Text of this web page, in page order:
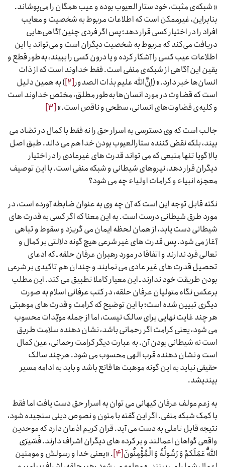
« شبکه‌ی مثبت، خود ستار العیوب بوده و عیب همگان را می‌پوشاند.
بنابراین، غیرممکن است که اطلاعات مربوط به شخصیت و معایب
افراد را در اختیار کسی قرار دهد؛ پس اگر فردی چنین آگاهی‌هایی
دریافت می‌کند که مربوط به شخصیت دیگران است و می‌تواند با این
اطلاعات عیب کسی را آشکار کرده و یا درون کسی را ببیند، به‌طور قطع و
یقین این آگاهی از شبکه‌ی منفی است. فقط خداوند است که از ذات
انسان‌ها خبر دارد.» (اِنَّ‌الله علیم بذات الصدور[۲] ) به همین دلیل
است که قضاوت در مورد انسان‌ها به‌طور مطلق، مختص خداوند است
و کلیه‌ی قضاوت‌های انسانی، سطحی و ناقص است.»[۳]
جالب است که وی دسترسی به اسرار حق را نه فقط با کمال در تضاد می
بیند، بلکه نقض کننده ستارالعیوب بودن خدا هم می داند. طبق اصل
بالا گویا تنها منبعی که می تواند قدرت های غیرعادی را در اختیار
دیگران قرار دهد، نیروهای شیطانی و شبکه منفی است. با این توصیف
معجزه انبیاء و کرامات اولیاء چه می شود؟
نکته قابل توجه این است که آن چه وی به عنوان ضابطه آورده است، در
مورد طرق شیطانی درست است. به این معنا که اگر کسی به قدرت های
شیطانی دست یابد، از همان لحظه ایمان می گریزد و سقوط و تباهی
آغاز می شود. پس قدرت های غیر شرعی هیچ گونه دلالتی بر کمال و
تعالی فرد ندارند و اتفاقا در مورد رهبران عرفان حلقه ـ که ادعای
تحصیل قدرت های غیر عادی می نمایند و چندان هم تاکیدی بر شرعی
بودن طریقت خود ندارند ـ این معیار کاملا تطبیق می کند. این مطلب
برعکس نگاه متولیان عرفان حلقه، در کتب عرفانی اسلام به صورت
دیگری تبیین شده است؛ با این توضیح که کرامت و قدرت های موهبتی
هر چند غایت نهایی برای سالک نیست، اما از جمله مویّدات محسوب
می شود، یعنی کرامت اگر رحمانی باشد، نشان دهنده سلامت طریق
است نه شیطانی بودن آن. به عبارت دیگر کرامت رحمانی، عین کمال
است و نشان دهنده قرب الهی محسوب می شود. هرچند سالک
حقیقی نباید به این گونه موهبت ها قانع باشد و باید به ادامه مسیر
بیندیشد.
به زعم مولف عرفان کیهانی می توان به اسرار حق دست یافت اما فقط
با کمک شبکه منفی. اگر این گفته با متون و نصوص دینی سنجیده شود،
نتیجه قابل تاملی به دست می آید. قران کریم اذعان دارد که موحدین
واقعی گواهان اعمالند و بر کرده های دیگران اشراف دارند. فَسَیرَی
اللّهُ عَمَلَکمْ وَ رَسُولُهُ وَ الْمُؤْمِنُونَ[۴]
. «یعنی خدا و رسولش و مومنین